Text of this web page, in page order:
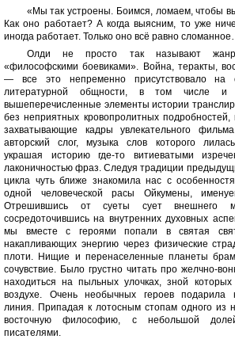
«Мы так устроены. Боимся, ломаем, чтобы
Как оно работает? А когда выясним, то уже
иногда работает. Только оно всё равно
Олди не просто так называют жанр
«философскими боевиками». Война, теракты,
— все это непременно присутствовало на
литературной общности, в том числе и
вышеперечисленные элементы истории
без неприятных кровопролитных
захватывающие кадры увлекательного
авторский слог, музыка слов которого
украшая историю где-то витиеватыми
лаконичностью фраз. Следуя традиции
цикла чуть ближе знакомила нас с
одной человеческой расы Ойкумены,
Отрешившись от суеты сует внешнего
сосредоточившись на внутренних духовных
мы вместе с героями попали в святая
накапливающих энергию через физические
плоти. Нищие и перенаселенные планеты
сочувствие. Было грустно читать про желчно-
находиться на пыльных улочках, зной
воздухе. Очень необычных героев подарила
линия. Припадая к лотосным стопам одного из
восточную философию, с небольшой
писателями.